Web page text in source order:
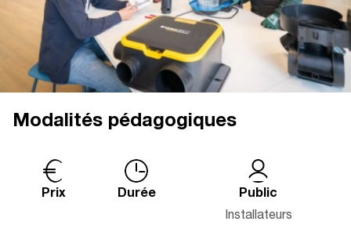
Modalités pédagogiques
Prix Durée Public
Installateurs